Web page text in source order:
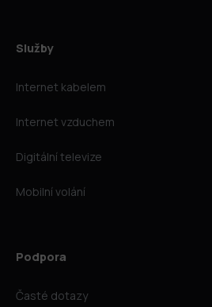
Služby
Internet kabelem
Internet vzduchem
Digitální televize
Mobilní volání
Podpora
Časté dotazy